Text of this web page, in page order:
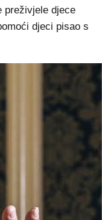
preživjele djece
djeci pisao s